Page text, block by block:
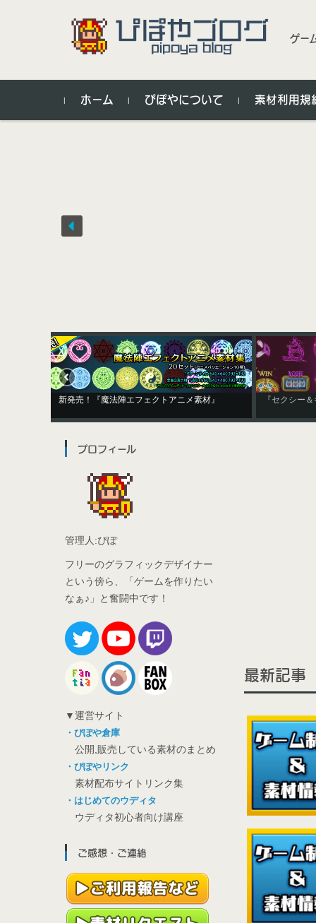
ゲー
コンテンツに移動
ホーム ぴぽやについて 素材利用規
新発売！『魔法陣エフェクトアニメ素材』 『セ
最新記事
プロフィール
管理人:ぴぽ
フリーのグラフィックデザイナー
という傍ら、「ゲームを作りたい
なぁ♪」と奮闘中です！
▼運営サイト
・ぴぽや倉庫
公開,販売している素材のまとめ
・ぴぽやリンク
素材配布サイトリンク集
・はじめてのウディタ
ウディタ初心者向け講座
ご感想・ご連絡